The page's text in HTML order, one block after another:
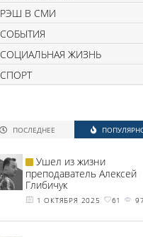
РЭШ В СМИ
СОБЫТИЯ
СОЦИАЛЬНАЯ ЖИЗНЬ
СПОРТ
ПОСЛЕДНЕЕ
Ушел из жизни
преподаватель Алексей
Глибичук
1 ОКТЯБРЯ 2025 61